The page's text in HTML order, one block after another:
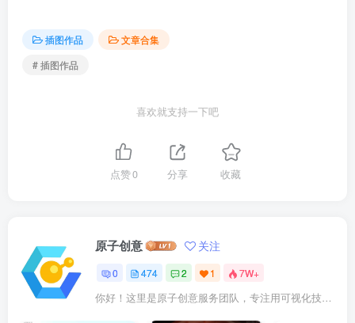
插图作品
文章合集
# 插图作品
喜欢就支持一下吧
点赞0 分享 收藏
原子创意 关注
0 474 2 1 7W+
你好！这里是原子创意服务团队，专注用可视化技术点亮科研成果。我们提供： ✓ 期刊封面设计 ✓ 论文插图优化 ✓ 二维三维动画 ✓ 数字孪生建模 已成功服务10000+企业及科研人士。